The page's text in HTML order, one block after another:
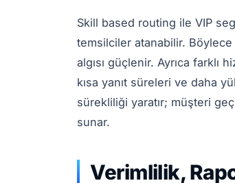
Skill based routing ile VIP
temsilciler atanabilir.
algısı güçlenir. Ayrıca farklı
kısa yanıt süreleri ve daha
sürekliliği yaratır; müşteri
sunar.
Verimlilik,